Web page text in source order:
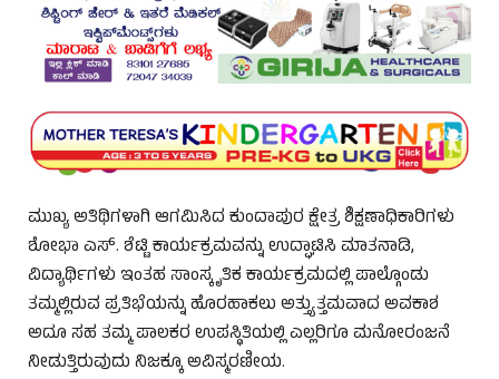
ಮುಖ್ಯ ಅತಿಥಿಗಳಾಗಿ ಆಗಮಿಸಿದ ಕುಂದಾಪುರ ಕ್ಷೇತ್ರ ಶಿಕ್ಷಣಾಧಿಕಾರಿಗಳು
ಶೋಭಾ ಎಸ್. ಶೆಟ್ಟಿ ಕಾರ್ಯಕ್ರಮವನ್ನು ಉದ್ಘಾಟಿಸಿ ಮಾತನಾಡಿ,
ವಿದ್ಯಾರ್ಥಿಗಳು ಇಂತಹ ಸಾಂಸ್ಕೃತಿಕ ಕಾರ್ಯಕ್ರಮದಲ್ಲಿ ಪಾಲ್ಗೊಂಡು
ತಮ್ಮಲ್ಲಿರುವ ಪ್ರತಿಭೆಯನ್ನು ಹೊರಹಾಕಲು ಅತ್ತ್ಯುತ್ತಮವಾದ ಅವಕಾಶ
ಅದೂ ಸಹ ತಮ್ಮ ಪಾಲಕರ ಉಪಸ್ಥಿತಿಯಲ್ಲಿ ಎಲ್ಲರಿಗೂ ಮನೋರಂಜನೆ
ನೀಡುತ್ತಿರುವುದು ನಿಜಕ್ಕೂ ಅವಿಸ್ಮರಣೀಯ.